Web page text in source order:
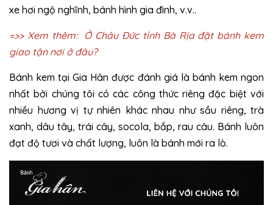
xe hơi ngộ nghĩnh, bánh hình gia đình, v.v..
=>> Xem thêm: Ở Châu Đức tỉnh Bà Rịa đặt bánh kem
giao tận nơi ở đâu?
Bánh kem tại Gia Hân được đánh giá là bánh kem ngon
nhất bởi chúng tôi có các công thức riêng đặc biệt với
nhiều hương vị tự nhiên khác nhau như sầu riêng, trà
xanh, dâu tây, trái cây, socola, bắp, rau câu. Bánh luôn
đạt độ tươi và chất lượng, luôn là bánh mới ra lò.